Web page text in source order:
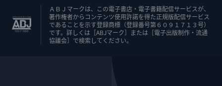
ＡＢＪマークは、この電子書店・電子書籍配信サービスが、
著作権者からコンテンツ使用許諾を得た正規版配信サービス
であることを示す登録商標（登録番号第６０９１７１３号）
です。詳しくは［ABJマーク］または［電子出版制作・流通
協議会］で検索してください。